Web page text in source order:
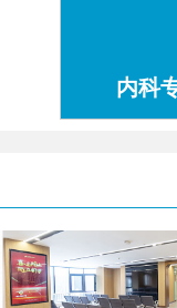
内科